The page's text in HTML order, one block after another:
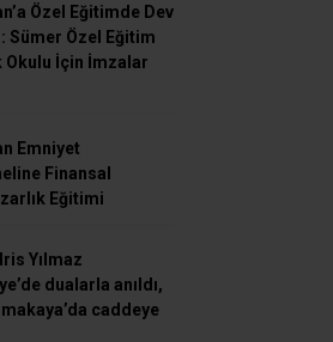
Özel Eğitimde Dev
Sümer Özel Eğitim
Okulu İçin İmzalar
Emniyet
Finansal
Eğitimi
Yılmaz
dualarla anıldı,
caddeye